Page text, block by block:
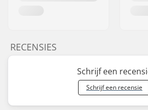
RECENSIES
Schrijf een
Schrijf een recensie